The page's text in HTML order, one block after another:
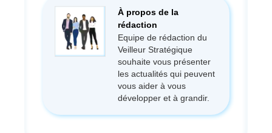
À propos de la
rédaction
Equipe de rédaction du
Veilleur Stratégique
souhaite vous présenter
les actualités qui peuvent
vous aider à vous
développer et à grandir.